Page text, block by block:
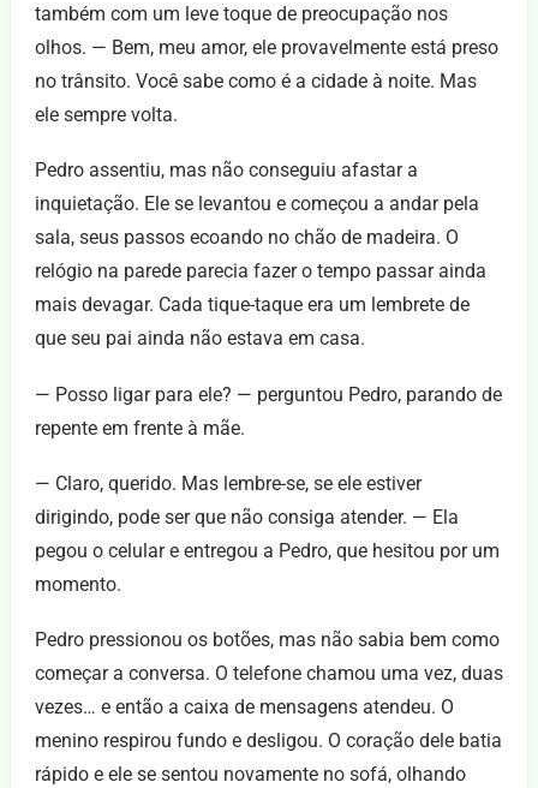
também com um leve toque de preocupação nos
olhos. — Bem, meu amor, ele provavelmente está preso
no trânsito. Você sabe como é a cidade à noite. Mas
ele sempre volta.
Pedro assentiu, mas não conseguiu afastar a
inquietação. Ele se levantou e começou a andar pela
sala, seus passos ecoando no chão de madeira. O
relógio na parede parecia fazer o tempo passar ainda
mais devagar. Cada tique-taque era um lembrete de
que seu pai ainda não estava em casa.
— Posso ligar para ele? — perguntou Pedro, parando de
repente em frente à mãe.
— Claro, querido. Mas lembre-se, se ele estiver
dirigindo, pode ser que não consiga atender. — Ela
pegou o celular e entregou a Pedro, que hesitou por um
momento.
Pedro pressionou os botões, mas não sabia bem como
começar a conversa. O telefone chamou uma vez, duas
vezes… e então a caixa de mensagens atendeu. O
menino respirou fundo e desligou. O coração dele batia
rápido e ele se sentou novamente no sofá, olhando